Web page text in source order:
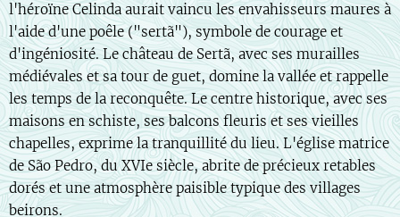
l'héroïne Celinda aurait vaincu les envahisseurs maures à
l'aide d'une poêle ("sertã"), symbole de courage et
d'ingéniosité. Le château de Sertã, avec ses murailles
médiévales et sa tour de guet, domine la vallée et rappelle
les temps de la reconquête. Le centre historique, avec ses
maisons en schiste, ses balcons fleuris et ses vieilles
chapelles, exprime la tranquillité du lieu. L'église matrice
de São Pedro, du XVIe siècle, abrite de précieux retables
dorés et une atmosphère paisible typique des villages
beirons.